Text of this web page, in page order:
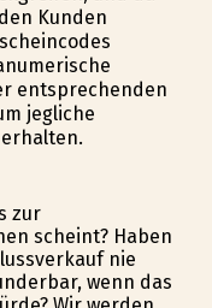
Kunden
entsprechenden
jegliche
zur
scheint? Haben
nie
wenn das